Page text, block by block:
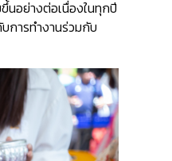
นอย่างต่อเนื่องในทุกปี
การทำงานร่วมกับ